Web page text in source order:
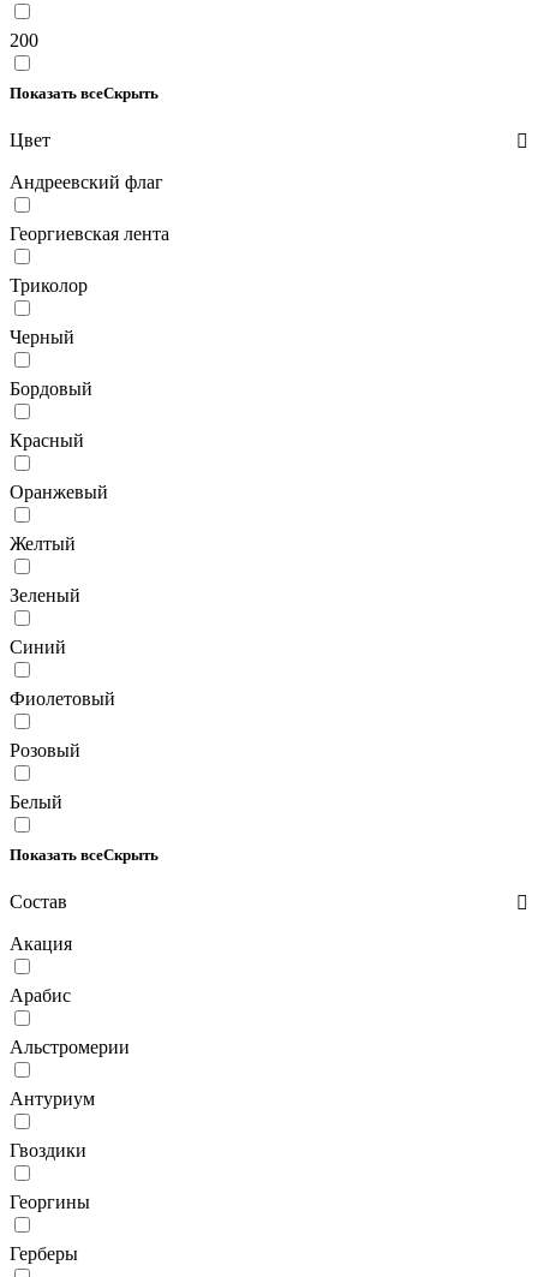
200
Показать всеСкрыть
Цвет
Андреевский флаг
Георгиевская лента
Триколор
Черный
Бордовый
Красный
Оранжевый
Желтый
Зеленый
Синий
Фиолетовый
Розовый
Белый
Показать всеСкрыть
Состав
Акация
Арабис
Альстромерии
Антуриум
Гвоздики
Георгины
Герберы